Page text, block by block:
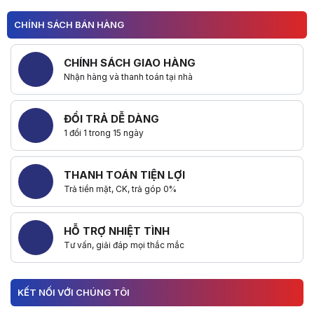
CHÍNH SÁCH BÁN HÀNG
CHÍNH SÁCH GIAO HÀNG
Nhận hàng và thanh toán tại nhà
ĐỔI TRẢ DỄ DÀNG
1 đổi 1 trong 15 ngày
THANH TOÁN TIỆN LỢI
Trả tiền mặt, CK, trả góp 0%
HỖ TRỢ NHIỆT TÌNH
Tư vấn, giải đáp mọi thắc mắc
KẾT NỐI VỚI CHÚNG TÔI